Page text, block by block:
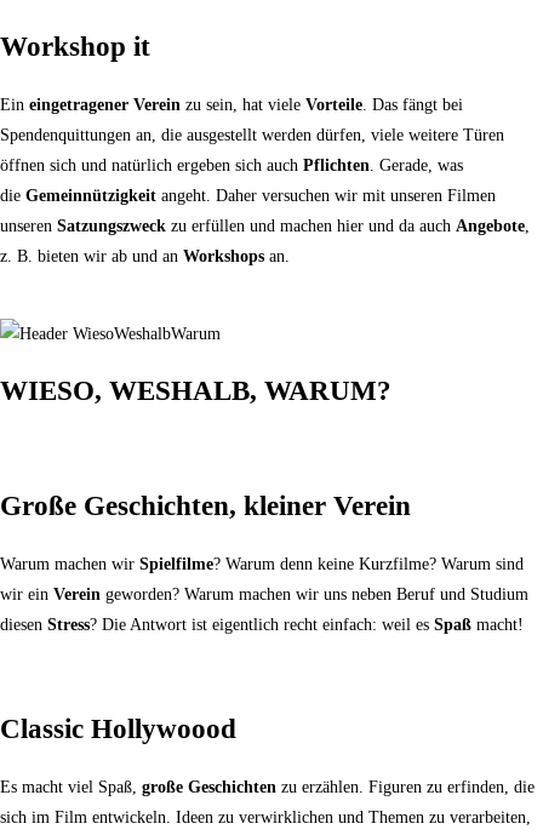
Workshop it
Ein eingetragener Verein zu sein, hat viele Vorteile . Das fängt bei
Spendenquittungen an, die ausgestellt werden dürfen, viele weitere Türen
öffnen sich und natürlich ergeben sich auch Pflichten . Gerade, was
die Gemeinnützigkeit angeht. Daher versuchen wir mit unseren Filmen
unseren Satzungszweck zu erfüllen und machen hier und da auch Angebote
z. B. bieten wir ab und an Workshops an.
WIESO, WESHALB, WARUM?
Große Geschichten, kleiner Verein
Warum machen wir Spielfilme? Warum denn keine Kurzfilme? Warum sind
wir ein Verein geworden? Warum machen wir uns neben Beruf und Studium
diesen Stress? Die Antwort ist eigentlich recht einfach: weil es Spaß macht!
Classic Hollywoood
Es macht viel Spaß, große Geschichten zu erzählen. Figuren zu erfinden, die
sich im Film entwickeln. Ideen zu verwirklichen und Themen zu verarbeiten,